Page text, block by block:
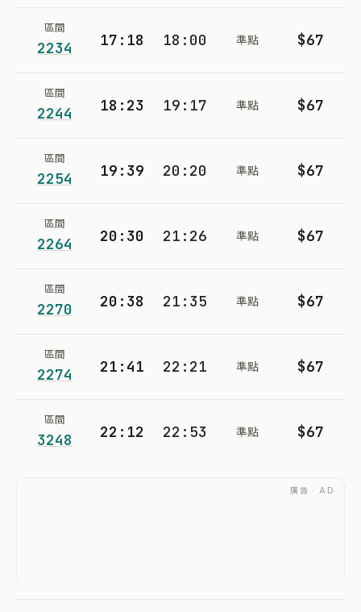
區間
2234 17:18 18:00 準點 $67
區間
2244 18:23 19:17 準點 $67
區間
2254 19:39 20:20 準點 $67
區間
2264 20:30 21:26 準點 $67
區間
2270 20:38 21:35 準點 $67
區間
2274 21:41 22:21 準點 $67
區間
3248 22:12 22:53 準點 $67
廣告 · AD